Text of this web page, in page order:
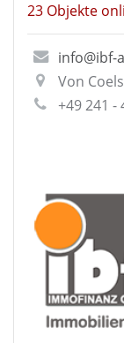
23 Objekte
info@ibf-
Von
+49 241 -